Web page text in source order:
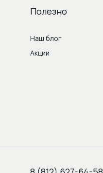
Полезно
Наш блог
Акции